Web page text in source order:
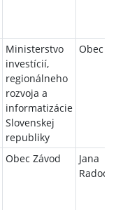
Ministerstvo
investícií,
regionálneho
rozvoja a
informatizácie
Slovenskej
republiky
Obec
Obec Závod
Jana